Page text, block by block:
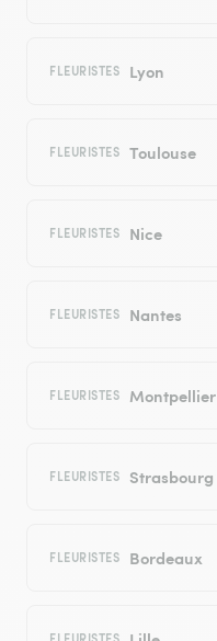
FLEURISTES Lyon
FLEURISTES Toulouse
FLEURISTES Nice
FLEURISTES Nantes
FLEURISTES Montpellier
FLEURISTES Strasbourg
FLEURISTES Bordeaux